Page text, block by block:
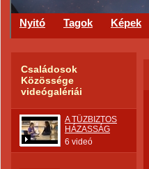
Nyitó Tagok Képek
Családosok
Közössége
videógalériái
A TŰZBIZTOS
HÁZASSÁG
6 videó